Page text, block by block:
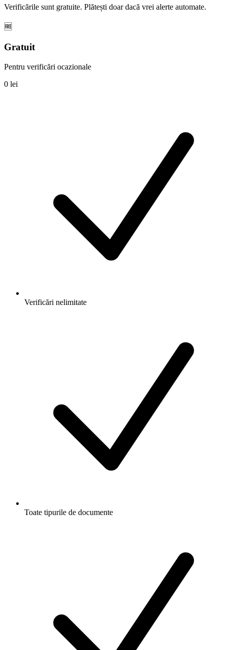
Verificările sunt gratuite. Plătești doar dacă vrei alerte automate.
🆓
Gratuit
Pentru verificări ocazionale
0 lei
Verificări nelimitate
Toate tipurile de documente